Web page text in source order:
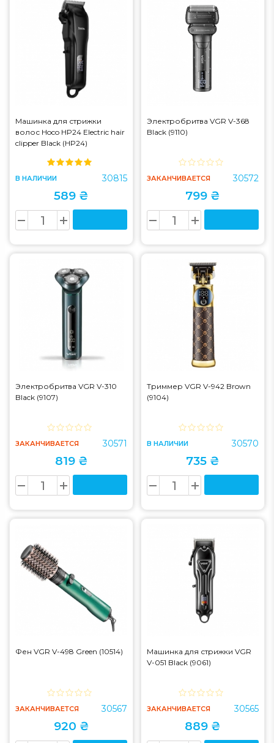
Машинка для стрижки
волос Hoco HP24 Electric hair
clipper Black (HP24)
В НАЛИЧИИ 30815
589 ₴
Электробритва VGR V-368
Black (9110)
ЗАКАНЧИВАЕТСЯ 30572
799 ₴
Электробритва VGR V-310
Black (9107)
ЗАКАНЧИВАЕТСЯ 30571
819 ₴
Триммер VGR V-942 Brown
(9104)
В НАЛИЧИИ 30570
735 ₴
Фен VGR V-498 Green (10514)
ЗАКАНЧИВАЕТСЯ 30567
920 ₴
Машинка для стрижки VGR
V-051 Black (9061)
ЗАКАНЧИВАЕТСЯ 30565
889 ₴